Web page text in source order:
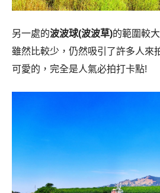
另一處的波波球(波波草)的範圍較
雖然比較少，仍然吸引了許多人來
可愛的，完全是人氣必拍打卡點!